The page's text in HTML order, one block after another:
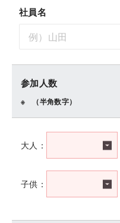
社員名
参加人数
（半角数字）
大人：
子供：